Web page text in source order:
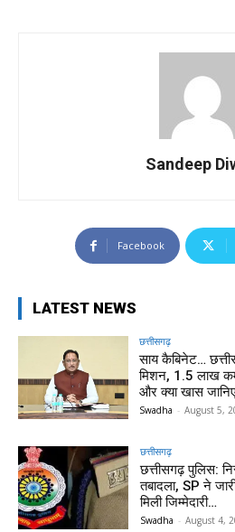
Sandeep
Facebook
LATEST NEWS
छत्तीसगढ़
साय कैबिनेट…
मिशन, 1.5 लाख
और क्या खास
Swadha - August 5,
छत्तीसगढ़
छत्तीसगढ़ पुलिस:
तबादला, SP ने
मिली जिम्मेदारी…
Swadha - August 4,